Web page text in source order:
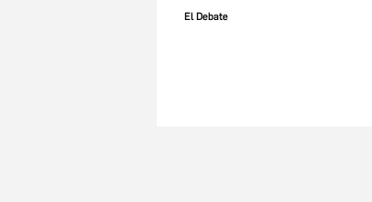
El Debate